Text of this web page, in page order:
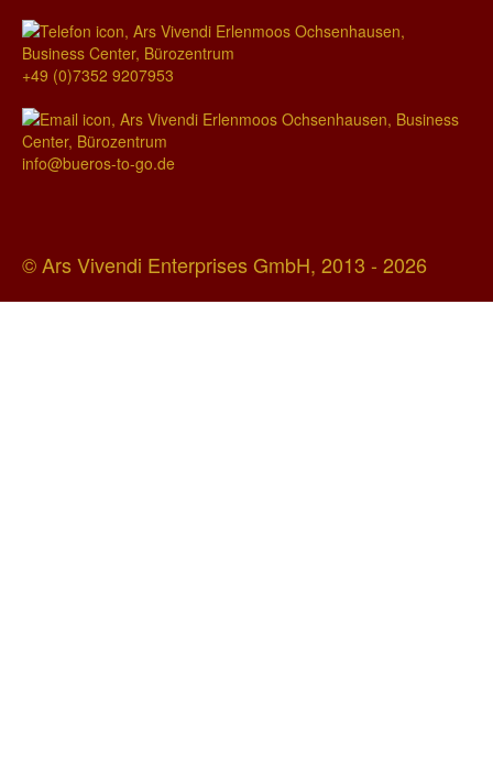
+49 (0)7352 9207953
info@bueros-to-go.de
© Ars Vivendi Enterprises GmbH, 2013 - 2026